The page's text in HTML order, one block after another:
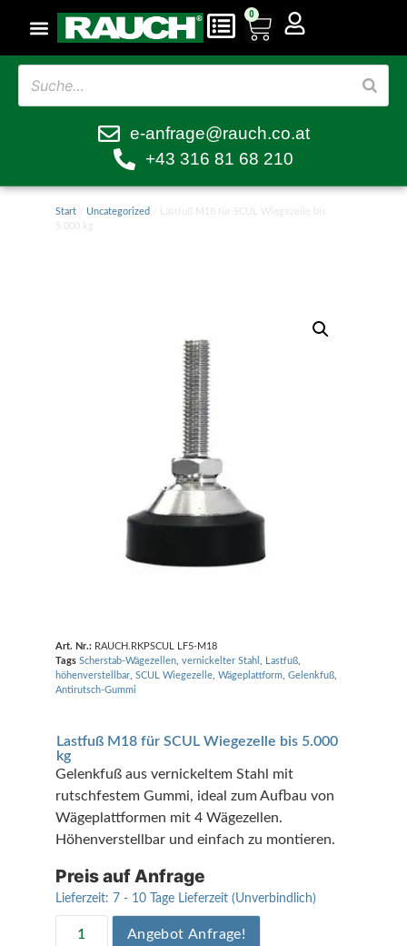
0
e-anfrage@rauch.co.at
+43 316 81 68 210
Start/ Uncategorized / Lastfuß M18 für SCUL Wiegezelle bis
5.000 kg
Art. Nr.: RAUCH.RKPSCUL LF5-M18
Tags Scherstab-Wägezellen, vernickelter Stahl Lastfuß,
höhenverstellbar, SCUL Wiegezelle, Wägeplattform, Gelenkfuß,
Antirutsch-Gummi
Lastfuß M18 für SCUL Wiegezelle bis 5.000
kg
Gelenkfuß aus vernickeltem Stahl mit
rutschfestem Gummi, ideal zum Aufbau von
Wägeplattformen mit 4 Wägezellen.
Höhenverstellbar und einfach zu montieren.
Preis auf Anfrage
Lieferzeit: 7 - 10 Tage Lieferzeit (Unverbindlich)
Angebot Anfrage!